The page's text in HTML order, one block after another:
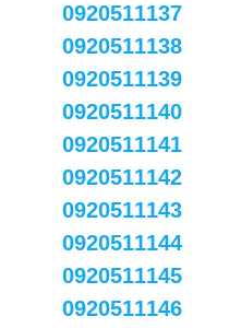
0920511137
0920511138
0920511139
0920511140
0920511141
0920511142
0920511143
0920511144
0920511145
0920511146